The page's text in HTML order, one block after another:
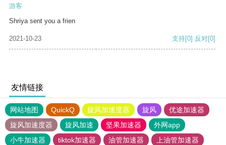
游客
Shriya sent you a frien
2021-10-23 支持[0] 反对[0]
友情链接
网站地图 QuickQ 旋风加速度器 旋风
优途加速器
旋风加速度器
旋风加速 坚果加速器
外网app
小牛加速器
tiktok加速器 油管加速器
上油管加速器